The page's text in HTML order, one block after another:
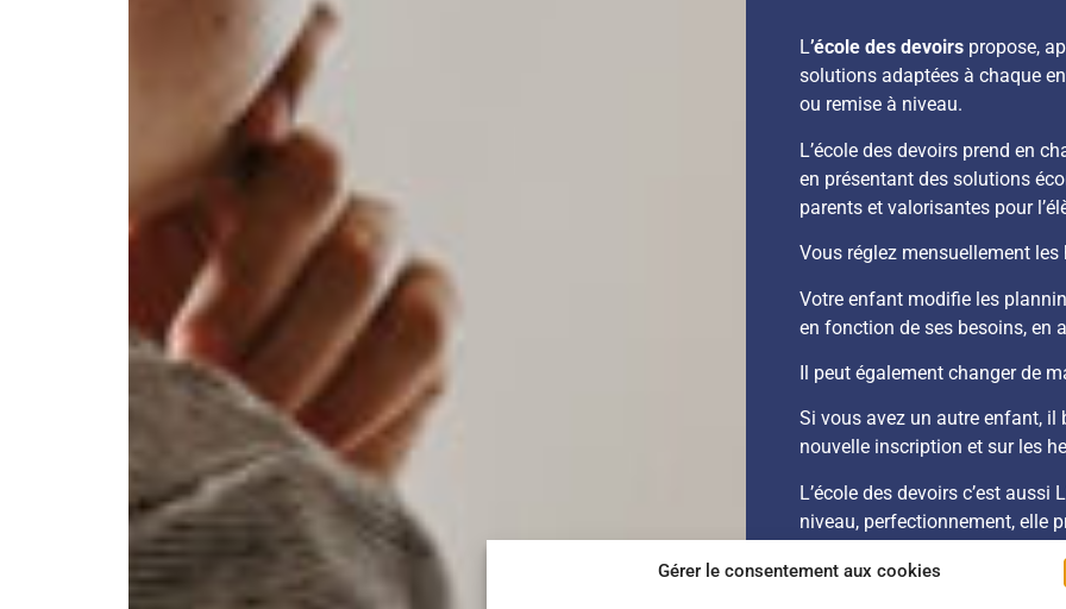
Gérer le consentement aux cookies
L’école des devoirs propose,
solutions adaptées à chaque
ou remise à niveau.
L’école des devoirs prend en
en présentant des solutions
parents et valorisantes pour
Vous réglez mensuellement
Votre enfant modifie les
en fonction de ses besoins, en
Il peut également changer de
Si vous avez un autre enfant,
nouvelle inscription et sur les
L’école des devoirs c’est aussi
niveau, perfectionnement, elle
adaptés aux besoins de
L’école des devoirs a des